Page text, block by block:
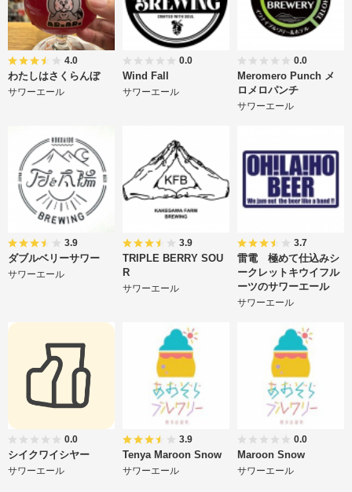
4.0
わたしはさくらんぼ
サワーエール
0.0
Wind Fall
サワーエール
0.0
Meromero Punch メ
ロメロパンチ
サワーエール
3.9
ダブルベリーサワー
サワーエール
3.9
TRIPLE BERRY SOU
R
サワーエール
3.7
雷電 極めて仕込みシ
ークレットキウイフル
ーツのサワーエール
サワーエール
0.0
シイクワイシヤー
サワーエール
3.9
Tenya Maroon Snow
サワーエール
0.0
Maroon Snow
サワーエール